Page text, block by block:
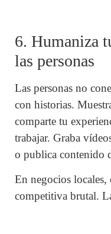
6. Humaniza
las personas
Las personas no
con historias.
comparte tu
trabajar. Graba
o publica contenido
En negocios locales,
competitiva brutal.